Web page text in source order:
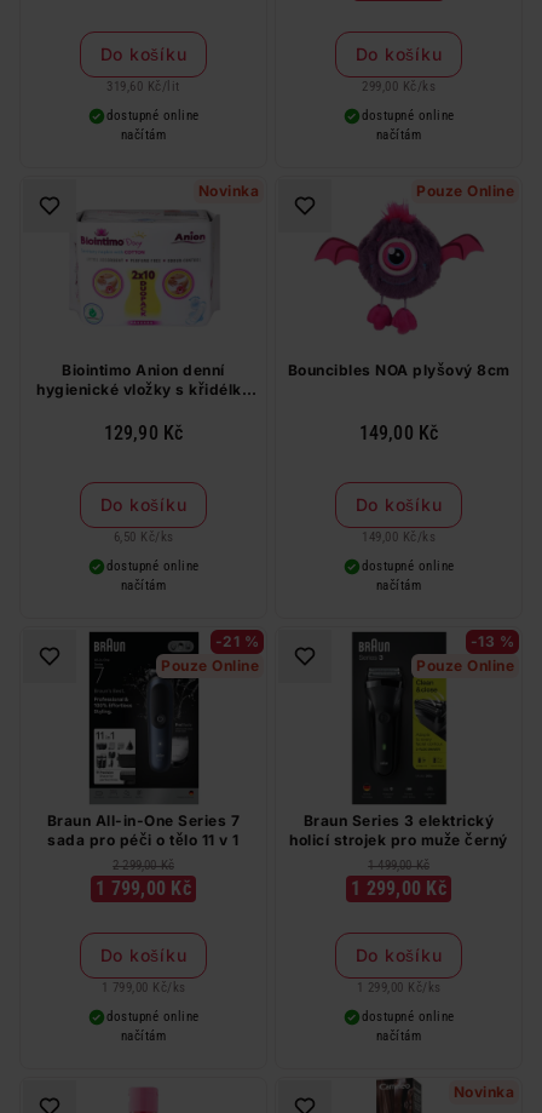
Do košíku
319,60 Kč / lit
dostupné online
načítám
Do košíku
299,00 Kč / ks
dostupné online
načítám
Novinka
Biointimo Anion denní
hygienické vložky s křidélky
129,90 Kč
Do košíku
6,50 Kč/ ks
dostupné online
načítám
Pouze Online
Bouncibles NOA plyšový 8cm
149,00 Kč
Do košíku
149,00 Kč / ks
dostupné online
načítám
-21 %
Pouze Online
Braun All-in-One Series 7
sada pro péči o tělo 11 v 1
2 299,00 Kč
1 799,00 Kč
Do košíku
1 799,00 Kč/ ks
dostupné online
načítám
-13 %
Pouze Online
Braun Series 3 elektrický
holicí strojek pro muže černý
1 499,00 Kč
1 299,00 Kč
Do košíku
1 299,00 Kč/ ks
dostupné online
načítám
Novinka